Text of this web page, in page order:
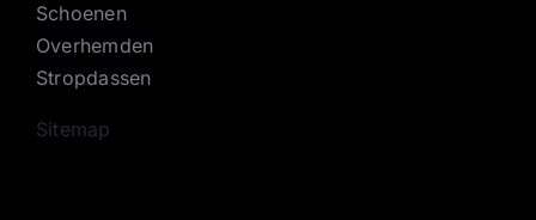
Schoenen
Overhemden
Stropdassen
Sitemap